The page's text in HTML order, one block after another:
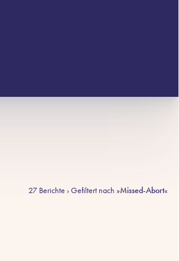
27 Berichte › Gefiltert nach »Missed-Abort«